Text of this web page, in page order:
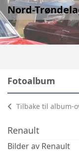
Nord-
Fotoalbum
Tilbake til album-
Renault
Bilder av Renault